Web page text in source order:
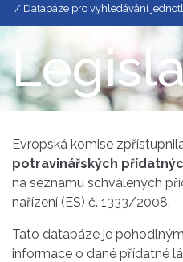
Databáze pro vyhledávání
Evropská komise
potravinářských
na seznamu schválených
nařízení (ES) č. 1333/2008.
Tato databáze je
informace o dané přídatné